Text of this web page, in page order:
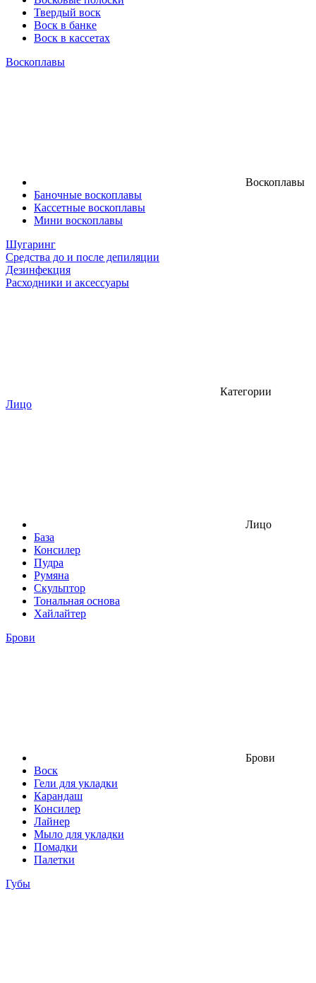
Твердый воск
Воск в банке
Воск в кассетах
Воскоплавы
Воскоплавы
Баночные воскоплавы
Кассетные воскоплавы
Мини воскоплавы
Шугаринг
Средства до и после депиляции
Дезинфекция
Расходники и аксессуары
Категории
Лицо
Лицо
База
Консилер
Пудра
Румяна
Скульптор
Тональная основа
Хайлайтер
Брови
Брови
Воск
Гели для укладки
Карандаш
Консилер
Лайнер
Мыло для укладки
Помадки
Палетки
Губы